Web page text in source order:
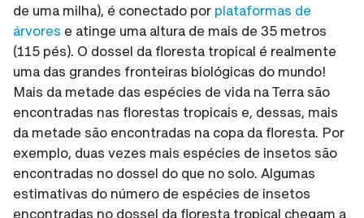
de uma milha), é conectado por plataformas de
árvores e atinge uma altura de mais de 35 metros
(115 pés). O dossel da floresta tropical é realmente
uma das grandes fronteiras biológicas do mundo!
Mais da metade das espécies de vida na Terra são
encontradas nas florestas tropicais e, dessas, mais
da metade são encontradas na copa da floresta. Por
exemplo, duas vezes mais espécies de insetos são
encontradas no dossel do que no solo. Algumas
estimativas do número de espécies de insetos
encontradas no dossel da floresta tropical chegam a